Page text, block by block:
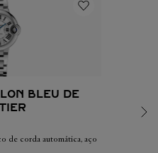
BLEU DE
de corda automática, aço